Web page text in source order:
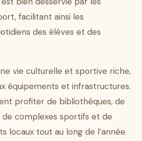
facilitant ainsi les
des élèves et des
vie culturelle et sportive riche,
équipements et infrastructures.
profiter de bibliothèques, de
complexes sportifs et de
locaux tout au long de l’année.